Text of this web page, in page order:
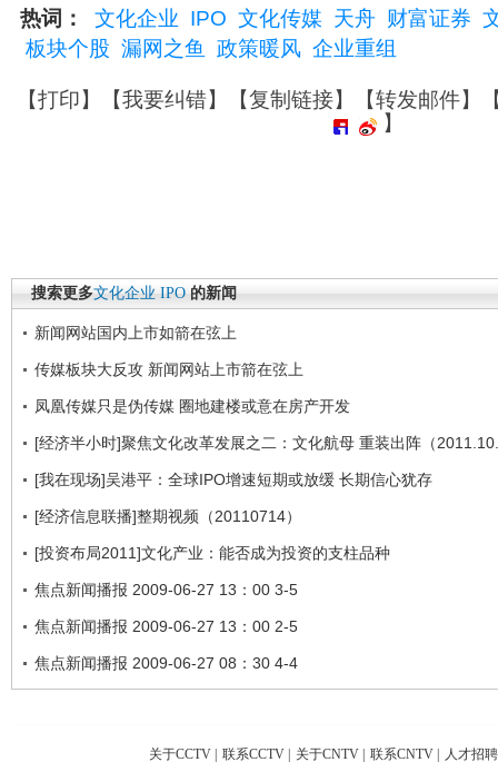
热词： 文化企业 IPO 文化传媒 天舟 财富证券
板块个股 漏网之鱼 政策暖风 企业重组
【打印】【我要纠错】【复制链接】【转发邮件】
】
搜索更多文化企业 IPO 的新闻
新闻网站国内上市如箭在弦上
传媒板块大反攻 新闻网站上市箭在弦上
凤凰传媒只是伪传媒 圈地建楼或意在房产开发
[经济半小时]聚焦文化改革发展之二：文化航母 重装出阵（
[我在现场]吴港平：全球IPO增速短期或放缓 长期信心犹存
[经济信息联播]整期视频（20110714）
[投资布局2011]文化产业：能否成为投资的支柱品种
焦点新闻播报 2009-06-27 13：00 3-5
焦点新闻播报 2009-06-27 13：00 2-5
焦点新闻播报 2009-06-27 08：30 4-4
关于CCTV | 联系CCTV | 关于CNTV | 联系CNTV | 人才招聘